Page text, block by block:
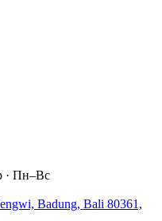
· Пн–Вс
Badung, Bali 80361,